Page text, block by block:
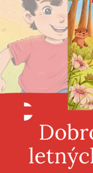
Beletria pre deti
Doplnkový sortiment
Jazyky
Poézia
Populárno - náučné
Predškoláci
Výchova a pedagogika